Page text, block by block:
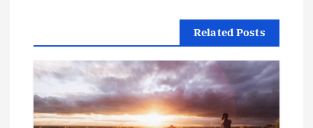
م
ق
Related Posts